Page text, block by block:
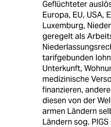
Geflüchteter
Europa, EU, USA,
Luxemburg,
geregelt als
tarifgebunden
Unterkunft,
medizinische
finanzieren,
diesen von der
armen Ländern
Ländern sog.